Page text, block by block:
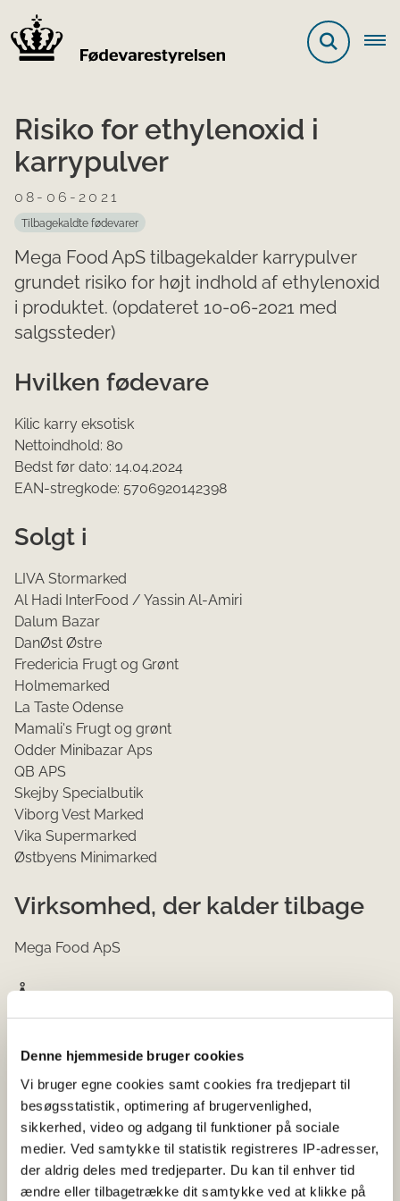
Denne hjemmeside bruger cookies
Vi bruger egne cookies samt cookies fra tredjepart til
besøgsstatistik, optimering af brugervenlighed,
sikkerhed, video og adgang til funktioner på sociale
medier. Ved samtykke til statistik registreres IP-adresser,
der aldrig deles med tredjeparter. Du kan til enhver tid
ændre eller tilbagetrække dit samtykke ved at klikke på
Risiko for ethylenoxid i
karrypulver
08-06-2021
Tilbagekaldte fødevarer
Mega Food ApS tilbagekalder karrypulver
grundet risiko for højt indhold af ethylenoxid
i produktet. (opdateret 10-06-2021 med
salgssteder)
​Hvilken fødevare
Kilic karry eksotisk
Nettoindhold: 80
Bedst før dato: 14.04.2024
EAN-stregkode: 5706920142398
Solgt i
LIVA Stormarked
Al Hadi InterFood / Yassin Al-Amiri
Dalum Bazar
DanØst Østre
Fredericia Frugt og Grønt
Holmemarked
La Taste Odense
Mamali's Frugt og grønt
Odder Minibazar Aps
QB APS
Skejby Specialbutik
Viborg Vest Marked
Vika Supermarked
Østbyens Minimarked
Virksomhed, der kalder tilbage
Mega Food ApS
Årsag
ethylenoxid.
Risiko
På basis af DTU Fødevareinstituttets generelle vurdering
af ethylenoxid kan en sundhedsmæssig risiko ikke
udelukkes.